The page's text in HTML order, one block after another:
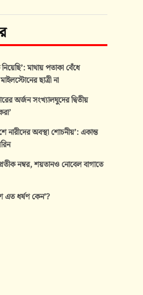
নিয়েছি’: মাথায় পতাকা বেঁধে
ছাত্রী না
অর্জন সংখ্যালঘুদের দ্বিতীয়
নারীদের অবস্থা শোচনীয়’: একান্ত
নম্বর, শয়তানও নোবেল বাগাতে
এত ধর্ষণ কেন’?